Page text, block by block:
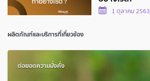
1 ตุลาคม 2563
ผลิตภัณฑ์และบริการที่เกี่ยวข้อง
ต่อยอดความมั่งคั่ง